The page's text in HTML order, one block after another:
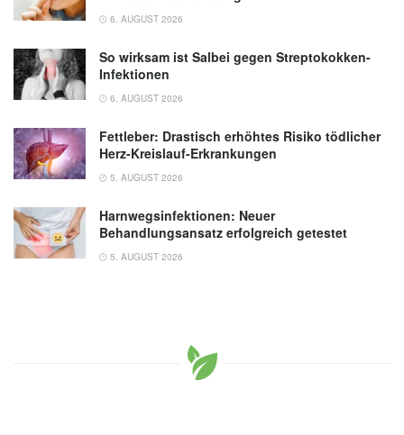
6. AUGUST 2026
So wirksam ist Salbei gegen Streptokokken-
Infektionen
6. AUGUST 2026
Fettleber: Drastisch erhöhtes Risiko tödlicher
Herz-Kreislauf-Erkrankungen
5. AUGUST 2026
Harnwegsinfektionen: Neuer
Behandlungsansatz erfolgreich getestet
5. AUGUST 2026